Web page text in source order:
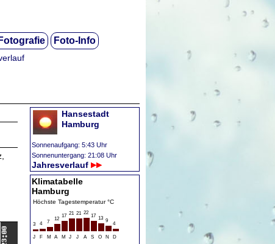
Foto-Info
Hansestadt
Hamburg
Sonnenaufgang: 5:43 Uhr
Sonnenuntergang: 21:08 Uhr
Jahresverlauf
Klimatabelle
Hamburg
Höchste Tagestemperatur °C
3 4 7
12
17 21 21 22
17 13 9
4
J F M A M J J A S O N D